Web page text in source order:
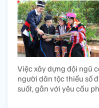
Việc xây dựng đội ngũ
người dân tộc thiểu số
suốt, gắn với yêu cầu